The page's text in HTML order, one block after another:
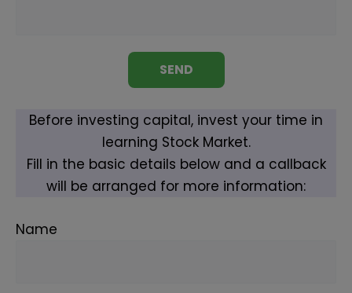
Before investing capital, invest your time in
learning Stock Market.
Fill in the basic details below and a callback
will be arranged for more information:
Name